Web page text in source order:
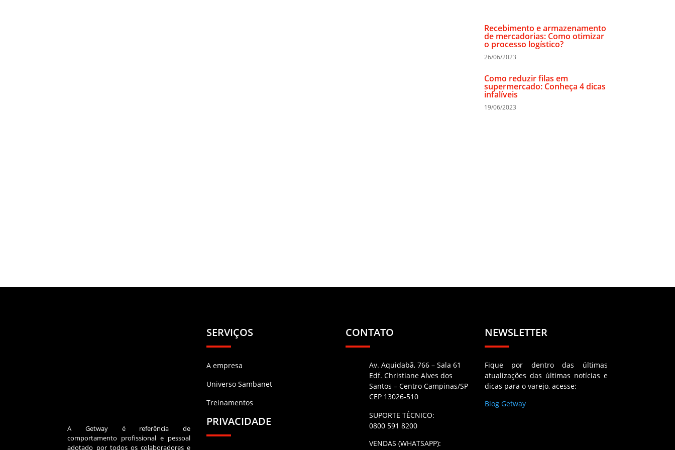
Recebimento e armazenamento
de mercadorias: Como otimizar
o processo logístico?
26/06/2023
Como reduzir filas em
supermercado: Conheça 4 dicas
infalíveis
19/06/2023
A Getway é referência de
comportamento profissional e pessoal
adotado por todos os colaboradores e
SERVIÇOS
A empresa
Universo Sambanet
Treinamentos
PRIVACIDADE
CONTATO
Av. Aquidabã, 766 – Sala 61
Edf. Christiane Alves dos
Santos – Centro Campinas/SP
CEP 13026-510
SUPORTE TÉCNICO:
0800 591 8200
VENDAS (WHATSAPP):
NEWSLETTER
Fique por dentro das últimas
atualizações das últimas notícias e
dicas para o varejo, acesse:
Blog Getway